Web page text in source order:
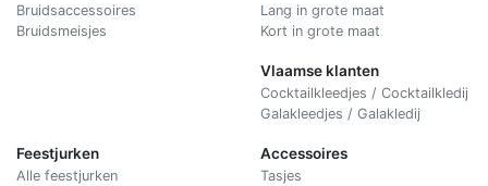
Bruidsaccessoires
Bruidsmeisjes
Lang in grote maat
Kort in grote maat
Vlaamse klanten
Cocktailkleedjes / Cocktailkledij
Galakleedjes / Galakledij
Feestjurken
Alle feestjurken
Accessoires
Tasjes